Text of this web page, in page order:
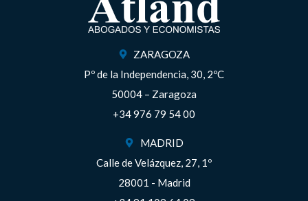
ZARAGOZA
Pº de la Independencia, 30, 2ºC
50004 – Zaragoza
+34 976 79 54 00
MADRID
Calle de Velázquez, 27, 1º
28001 - Madrid